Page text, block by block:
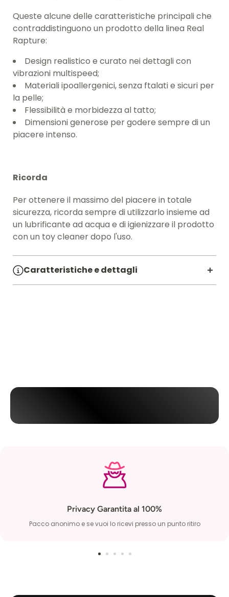
Queste alcune delle caratteristiche principali che
contraddistinguono un prodotto della linea Real
Rapture:
Design realistico e curato nei dettagli con
vibrazioni multispeed;
Materiali ipoallergenici, senza ftalati e sicuri per
la pelle;
Flessibilità e morbidezza al tatto;
Dimensioni generose per godere sempre di un
piacere intenso.
Ricorda
Per ottenere il massimo del piacere in totale
sicurezza, ricorda sempre di utilizzarlo insieme ad
un lubrificante ad acqua e di igienizzare il prodotto
con un toy cleaner dopo l'uso.
Caratteristiche e dettagli
Privacy Garantita al 100%
Pacco anonimo e se vuoi lo ricevi presso un punto ritiro